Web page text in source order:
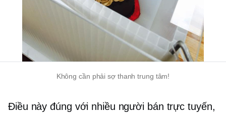
Không cần phải sợ thanh trung tâm!
Điều này đúng với nhiều người bán trực tuyến,